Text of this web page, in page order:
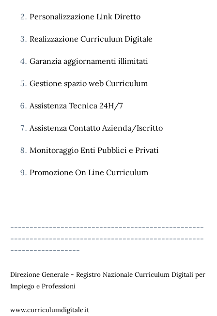
Personalizzazione Link Diretto
Realizzazione Curriculum Digitale
Garanzia aggiornamenti illimitati
Gestione spazio web Curriculum
Assistenza Tecnica 24H/7
Assistenza Contatto Azienda/Iscritto
Monitoraggio Enti Pubblici e Privati
Promozione On Line Curriculum
--------------------------------------------------
--------------------------------------------------
------------------
Direzione Generale - Registro Nazionale Curriculum Digitali per
Impiego e Professioni
www.curriculumdigitale.it